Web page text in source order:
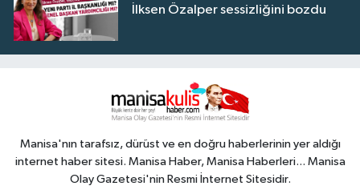
İlksen Özalper sessizliğini bozdu
Manisa'nın tarafsız, dürüst ve en doğru haberlerinin yer aldığı
internet haber sitesi. Manisa Haber, Manisa Haberleri... Manisa
Olay Gazetesi'nin Resmi İnternet Sitesidir.